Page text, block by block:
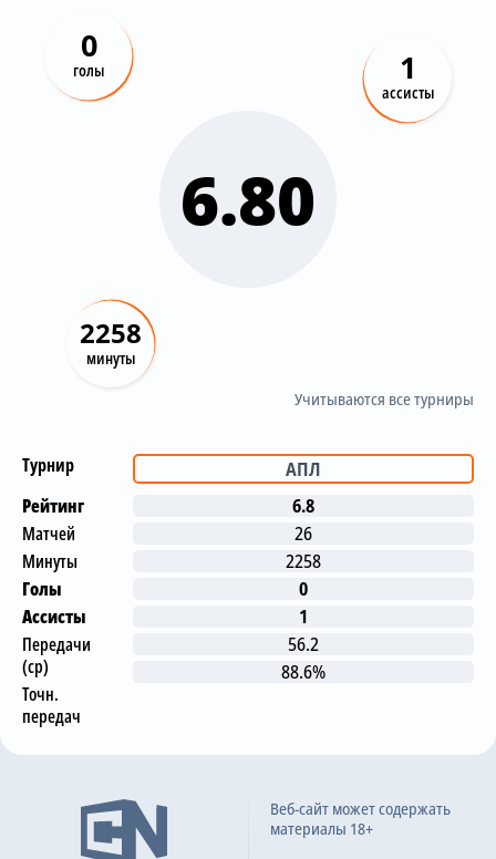
6.80
0
голы 1
ассисты
2258
минуты
Учитываются все турниры
Турнир
Рейтинг
Матчей
Минуты
Голы
Ассисты
Передачи
(ср)
Точн.
передач
АПЛ
6.8
26
2258
0
1
56.2
88.6%
Последние матчи
Веб-сайт может содержать
материалы 18+
Контакты